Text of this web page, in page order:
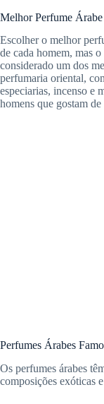
Melhor Perfume
Escolher o melhor
de cada homem, mas o
considerado um dos
perfumaria oriental,
especiarias, incenso e
homens que gostam
Perfumes Árabes
Os perfumes árabes
composições exóticas